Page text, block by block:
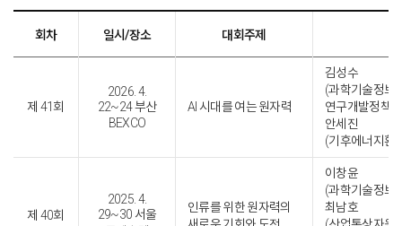
회차 일시/장소 대회주제
제 41회
2026. 4.
22~24 부산
BEXCO
AI 시대를 여는 원자력
김성수
(과학기술정보
연구개발정책
안세진
(기후에너지환
제 40회
2025. 4.
29~30 서울
인류를 위한 원자력의
이창윤
(과학기술정보
최남호